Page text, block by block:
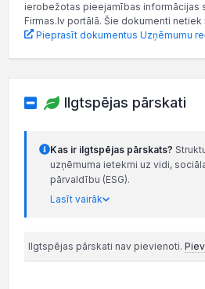
ierobežotas pieejamības informācijas
Firmas.lv portālā. Šie dokumenti
Pieprasīt dokumentus Uzņēmumu
Ilgtspējas pārskati
Kas ir ilgtspējas pārskats?
uzņēmuma ietekmi uz vidi,
pārvaldību (ESG).
Lasīt vairāk
Ilgtspējas pārskati nav pievienoti.